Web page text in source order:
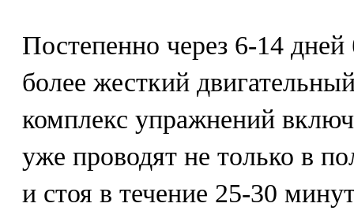
Постепенно через 6-14
более жесткий
комплекс упражнений
уже проводят не только в
и стоя в течение 25-30